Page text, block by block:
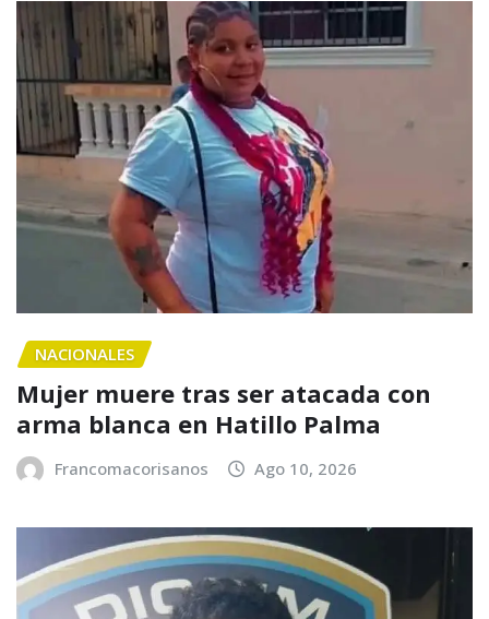
NACIONALES
Mujer muere tras ser atacada con
arma blanca en Hatillo Palma
Francomacorisanos Ago 10, 2026